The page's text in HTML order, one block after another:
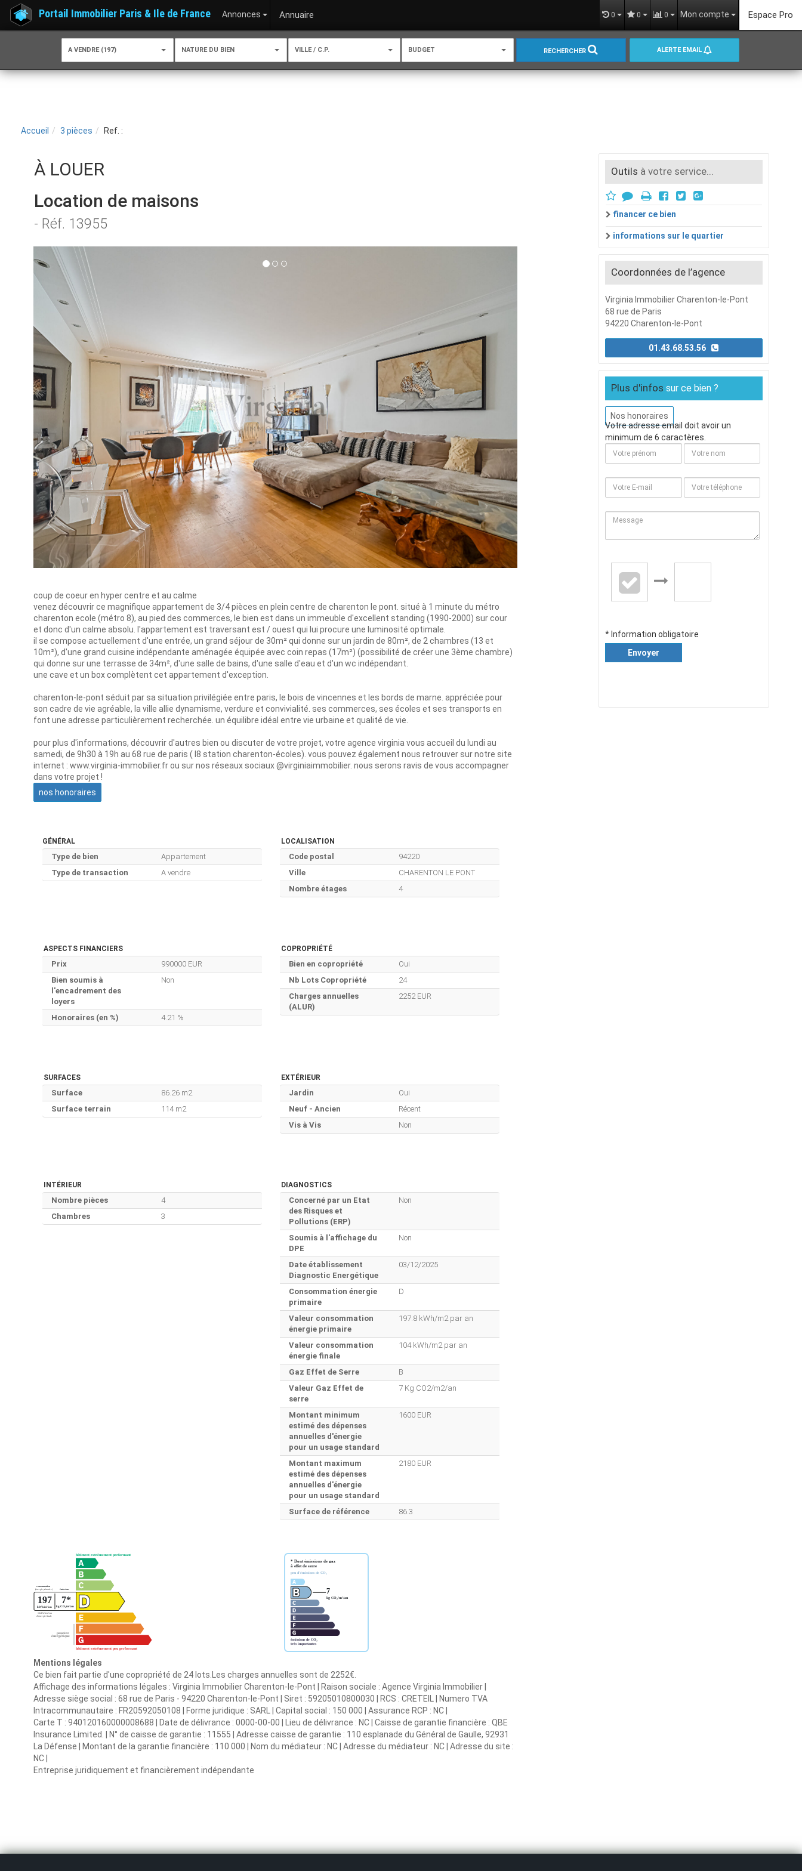
Portail Immobilier Paris & Ile de France Annonces Annuaire 0 0 0 Mon compte Espace Pro
A VENDRE (197) NATURE DU BIEN VILLE / C.P. BUDGET RECHERCHER ALERTE EMAIL
Accueil 3 pièces Ref. :
À LOUER
Location de maisons
- Réf. 13955
coup de coeur en hyper centre et au calme
venez découvrir ce magnifique appartement de 3/4 pièces en plein centre de charenton le pont. situé à 1 minute du métro
charenton ecole (métro 8), au pied des commerces, le bien est dans un immeuble d'excellent standing (1990-2000) sur cour
et donc d'un calme absolu. l'appartement est traversant est / ouest qui lui procure une luminosité optimale.
il se compose actuellement d'une entrée, un grand séjour de 30m² qui donne sur un jardin de 80m², de 2 chambres (13 et
10m²), d'une grand cuisine indépendante aménagée équipée avec coin repas (17m²) (possibilité de créer une 3ème chambre)
qui donne sur une terrasse de 34m², d'une salle de bains, d'une salle d'eau et d'un wc indépendant.
une cave et un box complètent cet appartement d'exception.
charenton-le-pont séduit par sa situation privilégiée entre paris, le bois de vincennes et les bords de marne. appréciée pour
son cadre de vie agréable, la ville allie dynamisme, verdure et convivialité. ses commerces, ses écoles et ses transports en
font une adresse particulièrement recherchée. un équilibre idéal entre vie urbaine et qualité de vie.
pour plus d'informations, découvrir d'autres bien ou discuter de votre projet, votre agence virginia vous accueil du lundi au
samedi, de 9h30 à 19h au 68 rue de paris ( l8 station charenton-écoles). vous pouvez également nous retrouver sur notre site
internet : www.virginia-immobilier.fr ou sur nos réseaux sociaux @virginiaimmobilier. nous serons ravis de vous accompagner
dans votre projet !
nos honoraires
GÉNÉRAL
Type de bien
Appartement
Type de transaction
A vendre
LOCALISATION
Code postal
94220
Ville
CHARENTON LE PONT
Nombre étages
4
ASPECTS FINANCIERS
Prix
990000 EUR
Bien soumis à
l'encadrement des
loyers
Non
Honoraires (en %) 4.21 %
COPROPRIÉTÉ
Bien en copropriété
Oui
Nb Lots Copropriété
24
Charges annuelles
(ALUR)
2252 EUR
SURFACES
Surface
86.26 m2
Surface terrain
114 m2
EXTÉRIEUR
Jardin
Oui
Neuf - Ancien
Récent
Vis à Vis
Non
INTÉRIEUR
Nombre pièces
4
Chambres
3
DIAGNOSTICS
Concerné par un Etat
des Risques et
Pollutions (ERP)
Non
Soumis à l'affichage du
DPE
Non
Date établissement
Diagnostic Energétique
03/12/2025
Consommation énergie
primaire
D
Valeur consommation
énergie primaire
197.8 kWh/m2 par an
Valeur consommation
énergie finale
104 kWh/m2 par an
Gaz Effet de Serre
B
Valeur Gaz Effet de
serre
7 Kg CO2/m2/an
Montant minimum
estimé des dépenses
annuelles d'énergie
pour un usage standard
1600 EUR
Montant maximum
estimé des dépenses
annuelles d'énergie
pour un usage standard
2180 EUR
Surface de référence 86.3
Mentions légales
Ce bien fait partie d'une copropriété de 24 lots.Les charges annuelles sont de 2252€.
Affichage des informations légales : Virginia Immobilier Charenton-le-Pont | Raison sociale : Agence Virginia Immobilier |
Adresse siège social : 68 rue de Paris - 94220 Charenton-le-Pont | Siret : 59205010800030 | RCS : CRETEIL | Numero TVA
Intracommunautaire : FR20592050108 | Forme juridique : SARL | Capital social : 150 000 | Assurance RCP : NC |
Carte T : 940120160000008688 | Date de délivrance : 0000-00-00 | Lieu de délivrance : NC | Caisse de garantie financière : QBE
Insurance Limited. | N° de caisse de garantie : 11555 | Adresse caisse de garantie : 110 esplanade du Général de Gaulle, 92931
La Défense | Montant de la garantie financière : 110 000 | Nom du médiateur : NC | Adresse du médiateur : NC | Adresse du site :
NC |
Entreprise juridiquement et financièrement indépendante
Outils à votre service...
financer ce bien
informations sur le quartier
Coordonnées de l’agence
Virginia Immobilier Charenton-le-Pont
68 rue de Paris
94220 Charenton-le-Pont
01.43.68.53.56
Plus d'infos sur ce bien ?
Nos honoraires
Votre adresse email doit avoir un
minimum de 6 caractères.
* Information obligatoire
Envoyer